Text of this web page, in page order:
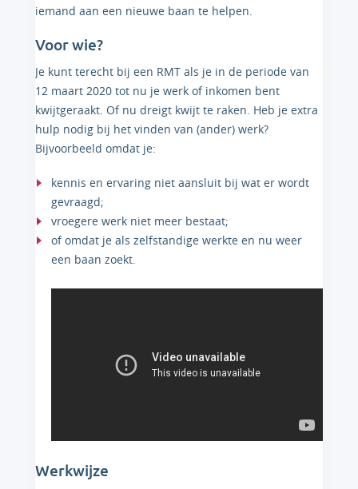
iemand aan een nieuwe baan te helpen.
Voor wie?
Je kunt terecht bij een RMT als je in de periode van
12 maart 2020 tot nu je werk of inkomen bent
kwijtgeraakt. Of nu dreigt kwijt te raken. Heb je extra
hulp nodig bij het vinden van (ander) werk?
Bijvoorbeeld omdat je:
kennis en ervaring niet aansluit bij wat er wordt
gevraagd;
vroegere werk niet meer bestaat;
of omdat je als zelfstandige werkte en nu weer
een baan zoekt.
Werkwijze